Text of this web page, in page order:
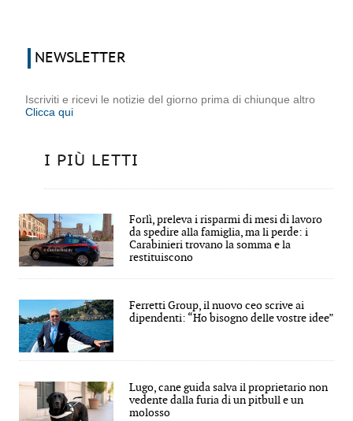
NEWSLETTER
Iscriviti e ricevi le notizie del giorno prima di chiunque altro
Clicca qui
I PIÙ LETTI
Forlì, preleva i risparmi di mesi di lavoro
da spedire alla famiglia, ma li perde: i
Carabinieri trovano la somma e la
restituiscono
Ferretti Group, il nuovo ceo scrive ai
dipendenti: “Ho bisogno delle vostre idee”
Lugo, cane guida salva il proprietario non
vedente dalla furia di un pitbull e un
molosso